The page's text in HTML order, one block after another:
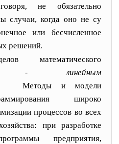
не обязательно
случаи, когда оно не су
или бесчисленное
решений.
математического
-линейным
Методы и модели
широко
процессов во всех
при разработке
предприятия,